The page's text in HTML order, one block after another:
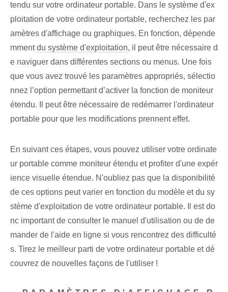
tendu sur votre ordinateur portable. Dans le système d'ex
ploitation de votre ordinateur portable, recherchez les par
amètres d'affichage ou graphiques. En fonction, dépende
mmentdu système d'exploitation, il peut être nécessaire d
e naviguer dans différentes sections ou menus. Une fois
que vous avez trouvé les paramètres appropriés, sélectio
nnez l’option permettant d’activer la fonction de moniteur
étendu. Il peut être nécessaire de redémarrer l'ordinateur
portable pour que les modifications prennent effet.
En suivant ces étapes, vous pouvez utiliser votre ordinate
ur portable comme moniteur étendu et profiter d'une expér
ience visuelle étendue. N'oubliez pas que la disponibilité
de ces options peut varier en fonction du modèle et du sy
stème d'exploitation de votre ordinateur portable. Il est do
nc important de consulter le manuel d'utilisation ou de de
mander de l'aide en ligne si vous rencontrez des difficulté
s. Tirez le meilleur parti de votre ordinateur portable et dé
couvrez de nouvelles façons de l'utiliser !